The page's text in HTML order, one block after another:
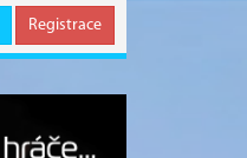
Registrace